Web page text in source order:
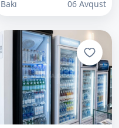
Bakı 06 Avqust